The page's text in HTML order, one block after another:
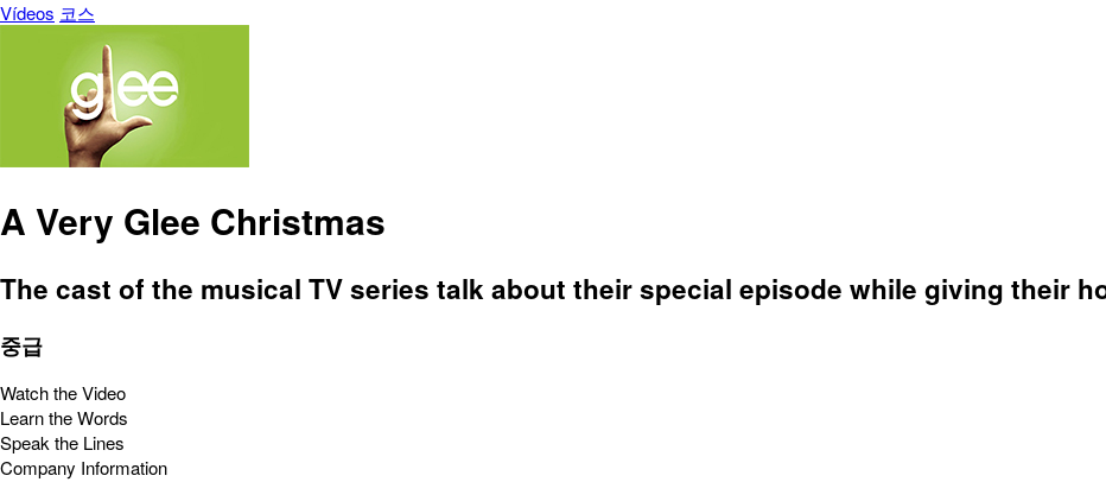
Vídeos 코스
A Very Glee Christmas
The cast of the musical TV series talk about their special episode while giving their
중급
Watch the Video
Learn the Words
Speak the Lines
Company Information